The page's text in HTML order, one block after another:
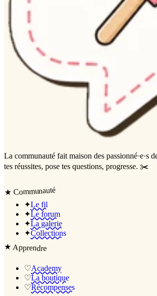
La communauté fait maison des passionné·e·s
tes réussites, pose tes questions, progresse. ✂️
★ Communauté
✦Le fil
✦Le forum
✦La galerie
✦Collections
★Apprendre
♡Academy
♡La boutique
♡Récompenses